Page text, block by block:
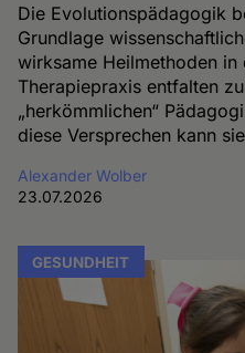
Die Evolutionspädagogik
Grundlage
wirksame Heilmethoden in
Therapiepraxis entfalten
„herkömmlichen“
diese Versprechen kann
Alexander Wolber
23.07.2026
GESUNDHEIT